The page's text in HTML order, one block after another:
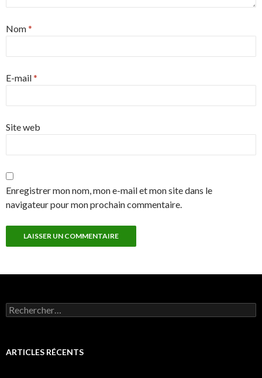
Nom*
E-mail*
Site web
Enregistrer mon nom, mon e-mail et mon site dans le
navigateur pour mon prochain commentaire.
Rechercher :
ARTICLES RÉCENTS